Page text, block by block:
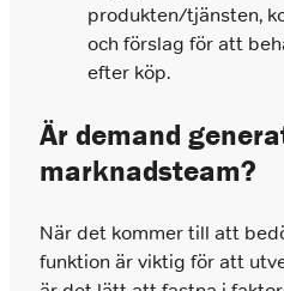
produkten/tjänsten,
och förslag för att
efter köp.
Är demand
marknadsteam?
När det kommer till att
funktion är viktig för att